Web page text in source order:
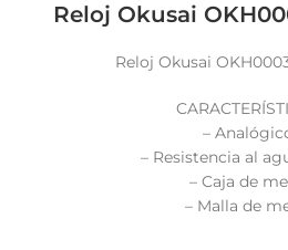
Reloj Okusai
Reloj Okusai
–
– Resistencia al
– Caja de
– Malla de